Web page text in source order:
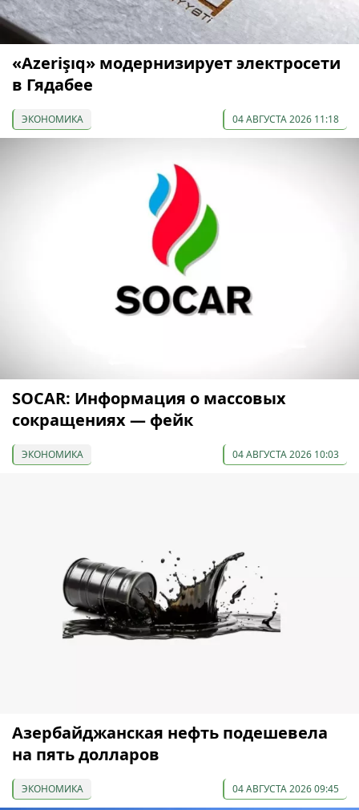
«Azerişıq» модернизирует электросети
в Гядабее
ЭКОНОМИКА 04 АВГУСТА 2026 11:18
SOCAR: Информация о массовых
сокращениях — фейк
ЭКОНОМИКА 04 АВГУСТА 2026 10:03
Азербайджанская нефть подешевела
на пять долларов
ЭКОНОМИКА 04 АВГУСТА 2026 09:45